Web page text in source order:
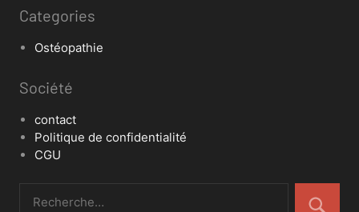
Categories
Ostéopathie
Société
contact
Politique de confidentialité
CGU